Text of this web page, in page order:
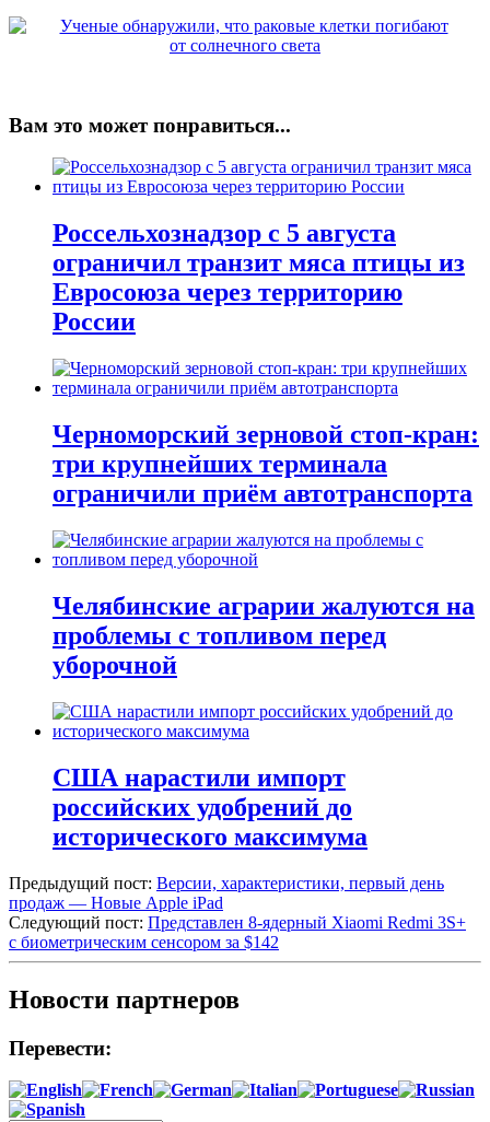
Вам это может понравиться...
Россельхознадзор с 5 августа
ограничил транзит мяса птицы из
Евросоюза через территорию
России
Черноморский зерновой стоп-кран:
три крупнейших терминала
ограничили приём автотранспорта
Челябинские аграрии жалуются на
проблемы с топливом перед
уборочной
США нарастили импорт
российских удобрений до
исторического максимума
Предыдущий пост: Версии, характеристики, первый день
продаж — Новые Apple iPad
Следующий пост: Представлен 8-ядерный Xiaomi Redmi 3S+
с биометрическим сенсором за $142
Новости партнеров
Перевести: